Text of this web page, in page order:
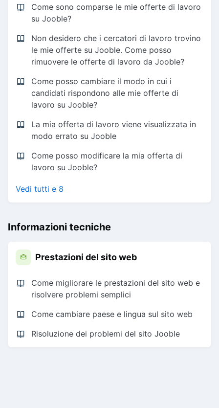
Come sono comparse le mie offerte di lavoro
su Jooble?
Non desidero che i cercatori di lavoro trovino
le mie offerte su Jooble. Come posso
rimuovere le offerte di lavoro da Jooble?
Come posso cambiare il modo in cui i
candidati rispondono alle mie offerte di
lavoro su Jooble?
La mia offerta di lavoro viene visualizzata in
modo errato su Jooble
Come posso modificare la mia offerta di
lavoro su Jooble?
Vedi tutti e 8
Informazioni tecniche
Prestazioni del sito web
Come migliorare le prestazioni del sito web e
risolvere problemi semplici
Come cambiare paese e lingua sul sito web
Risoluzione dei problemi del sito Jooble